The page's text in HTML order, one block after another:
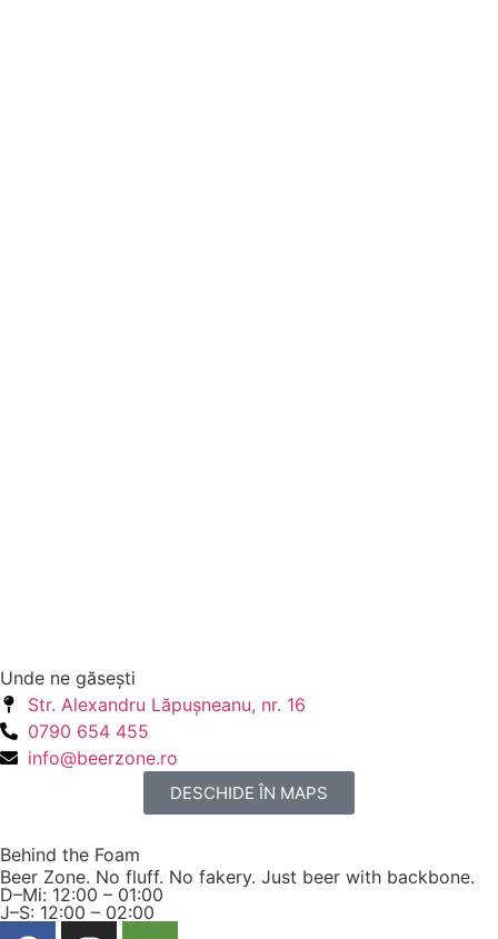
Unde ne găseşti
Str. Alexandru Lăpuşneanu, nr. 16
0790 654 455
info@beerzone.ro
DESCHIDE ÎN MAPS
Behind the Foam
Beer Zone. No fluff. No fakery. Just beer with backbone.
D–Mi: 12:00 – 01:00
J–S: 12:00 – 02:00